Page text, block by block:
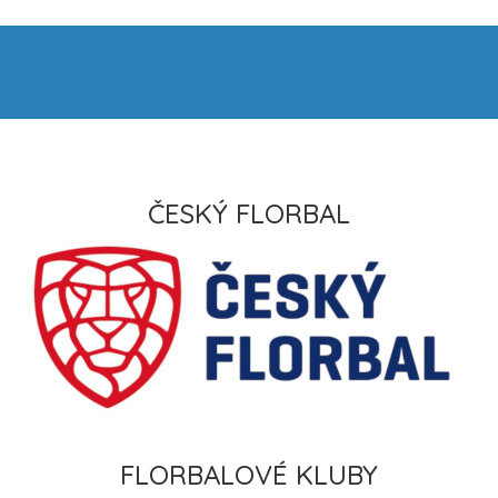
ČESKÝ FLORBAL
FLORBALOVÉ KLUBY